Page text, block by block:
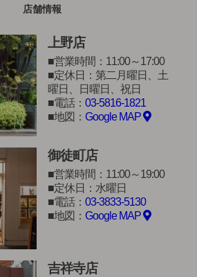
店舗情報
上野店
営業時間：11:00～17:00
定休日：第二月曜日、土
曜日、日曜日、祝日
電話： 03-5816-1821
地図： Google MAP
御徒町店
営業時間：11:00～19:00
定休日：水曜日
電話： 03-3833-5130
地図： Google MAP
吉祥寺店